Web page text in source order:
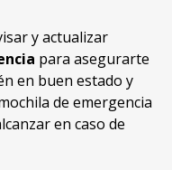
y actualizar
para asegurarte
en buen estado y
de emergencia
en caso de